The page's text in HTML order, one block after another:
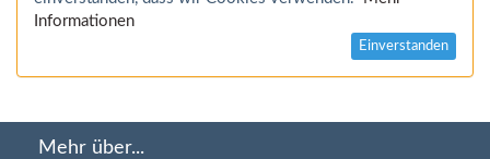
Informationen
Einverstanden
Mehr über...